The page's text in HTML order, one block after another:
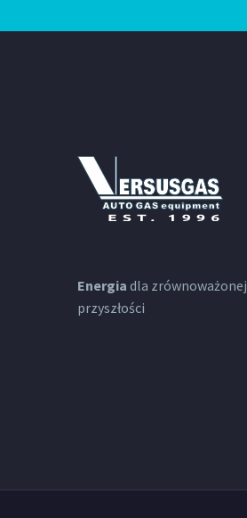
Energia dla zrównoważonej
przyszłości